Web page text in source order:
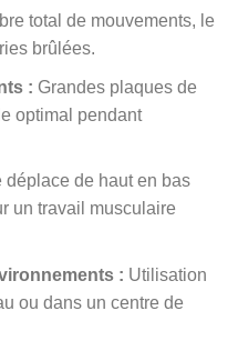
total de mouvements, le
brûlées.
: Grandes plaques de
optimal pendant
déplace de haut en bas
un travail musculaire
: Utilisation
ou dans un centre de